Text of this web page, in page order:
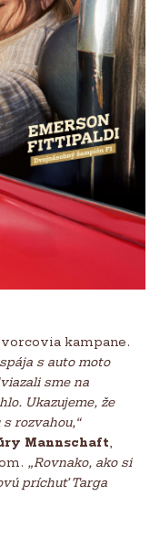
kampane.
s auto moto
sme na
Ukazujeme, že
rozvahou,“
Mannschaft
„Rovnako, ako si
príchuť Targa